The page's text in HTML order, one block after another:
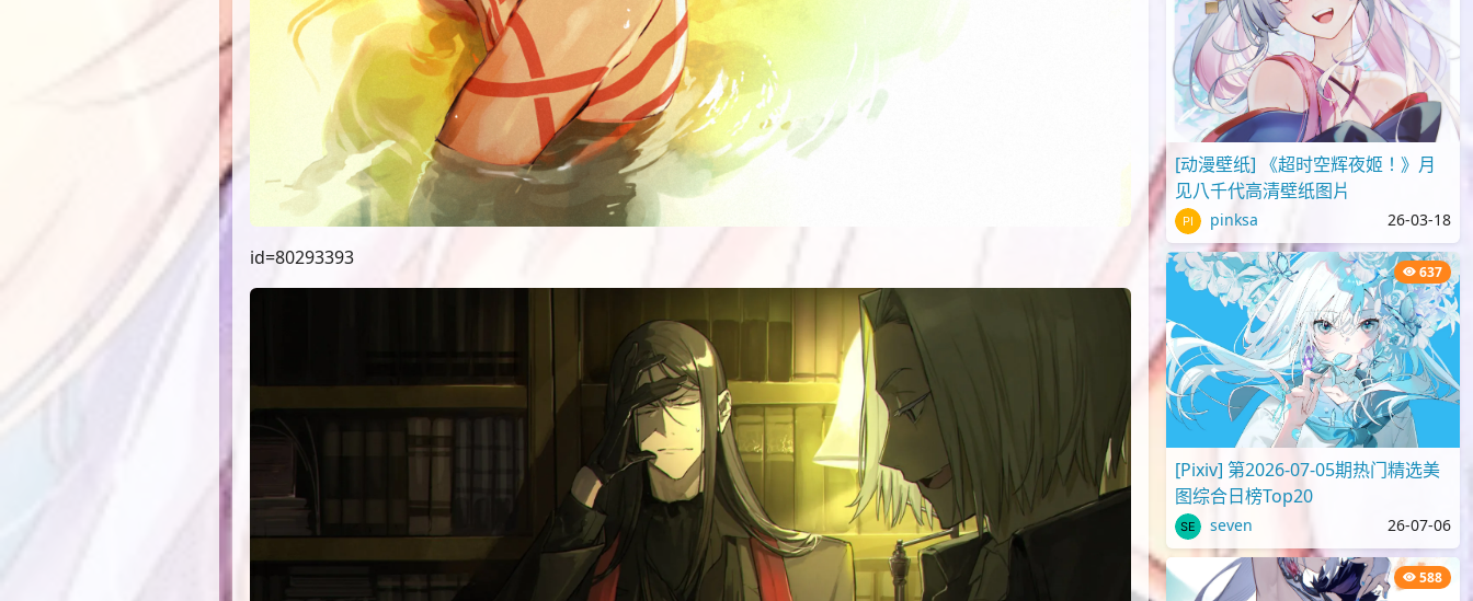
id=80293393
[动漫壁纸] 《超时空辉夜姬！》月
见八千代高清壁纸图片
pinksa 26-03-18
637
[Pixiv] 第2026-07-05期热门精选美
图综合日榜Top20
seven 26-07-06
588